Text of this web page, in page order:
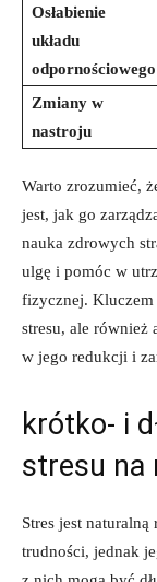
Osłabienie
układu
odpornościowego
Zmiany w
nastroju
Warto zrozumieć,
jest, jak go
nauka zdrowych
ulgę i pomóc w
fizycznej. Kluczem
stresu, ale również
w jego redukcji i
krótko- i
stresu na
Stres jest
trudności, jednak